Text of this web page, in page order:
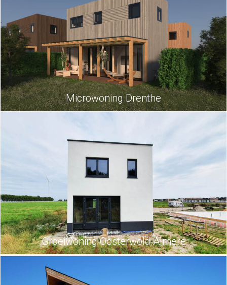
Microwoning Drenthe
Groeiwoning Oosterwold Almere